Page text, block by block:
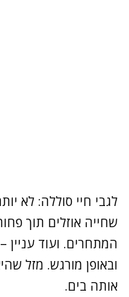
לגבי חיי סוללה: לא
שחייה אוזלים תוך
המתחרים. ועוד
ובאופן מורגש. מזל
אותה בים.